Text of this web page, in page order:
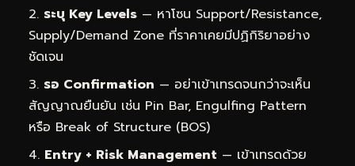
ระบุ Key Levels — หาโซน Support/Resistance,
Supply/Demand Zone ที่ราคาเคยมีปฏิกิริยาอย่าง
ชัดเจน
รอ Confirmation — อย่าเข้าเทรดจนกว่าจะเห็น
สัญญาณยืนยัน เช่น Pin Bar, Engulfing Pattern
หรือ Break of Structure (BOS)
Entry + Risk Management — เข้าเทรดด้วย